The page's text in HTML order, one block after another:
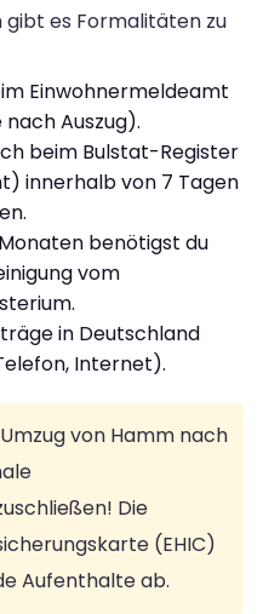
gibt es Formalitäten zu
Einwohnermeldeamt
Auszug).
beim Bulstat-Register
innerhalb von 7 Tagen
benötigst du
vom
in Deutschland
Internet).
von Hamm nach
Die
(EHIC)
Aufenthalte ab.